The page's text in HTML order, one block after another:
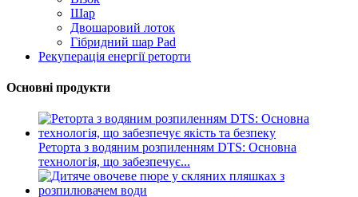
Шар
Двошаровий лоток
Гібридний шар Pad
Рекуперація енергії реторти
Основні продукти
Реторта з водяним розпиленням DTS: Основна
технологія, що забезпечує...